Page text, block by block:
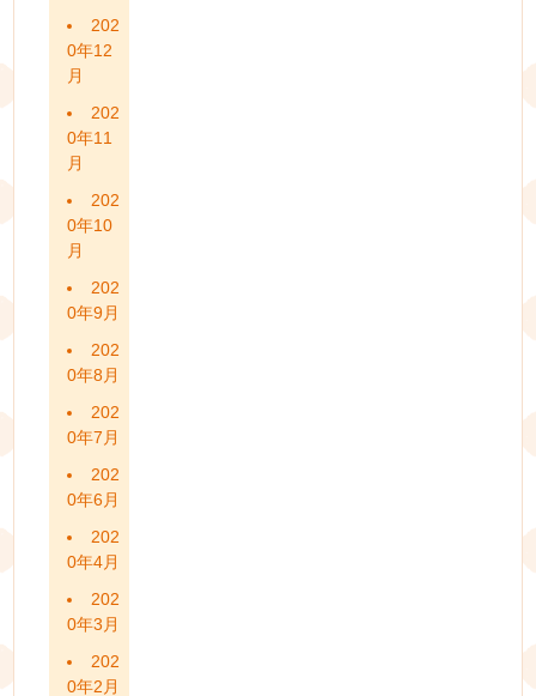
202
0年12
月
202
0年11
月
202
0年10
月
202
0年9月
202
0年8月
202
0年7月
202
0年6月
202
0年4月
202
0年3月
202
0年2月